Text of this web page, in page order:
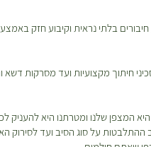
בלתי נראית וקיבוע חזק
חיתוך מקצועיות ועד מסרקות דשא
המצפן שלנו ומטרתנו היא
ההתלבטות על סוג הסיב ועד לסירוק